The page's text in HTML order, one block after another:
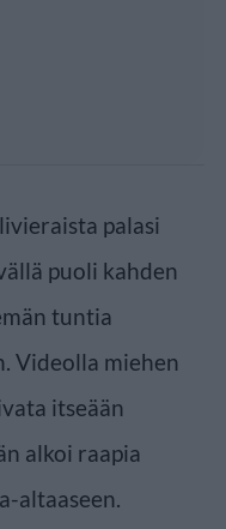
palasi
puoli kahden
tuntia
Videolla miehen
itseään
alkoi raapia
altaaseen.